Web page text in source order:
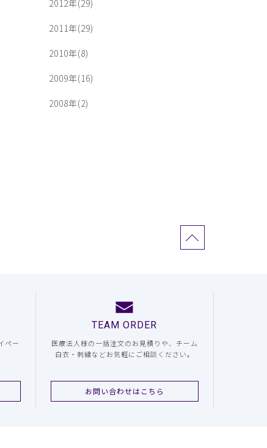
2012年(29)
2011年(29)
2010年(8)
2009年(16)
2008年(2)
ペー
TEAM ORDER
医療法人様の一括注文のお見積りや、チーム
白衣・刺繍などお気軽にご相談ください。
お問い合わせはこちら